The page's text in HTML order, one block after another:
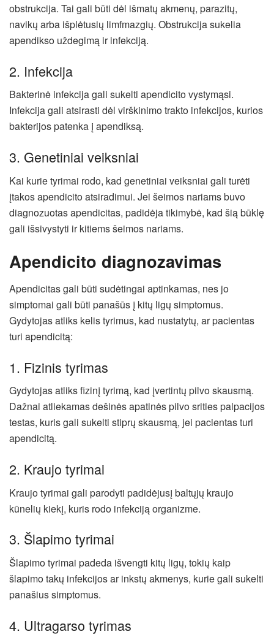
obstrukcija. Tai gali būti dėl išmatų akmenų, parazitų,
navikų arba išplėtusių limfmazgių. Obstrukcija sukelia
apendikso uždegimą ir infekciją.
2. Infekcija
Bakterinė infekcija gali sukelti apendicito vystymąsi.
Infekcija gali atsirasti dėl virškinimo trakto infekcijos, kurios
bakterijos patenka į apendiksą.
3. Genetiniai veiksniai
Kai kurie tyrimai rodo, kad genetiniai veiksniai gali turėti
įtakos apendicito atsiradimui. Jei šeimos nariams buvo
diagnozuotas apendicitas, padidėja tikimybė, kad šią būklę
gali išsivystyti ir kitiems šeimos nariams.
Apendicito diagnozavimas
Apendicitas gali būti sudėtingai aptinkamas, nes jo
simptomai gali būti panašūs į kitų ligų simptomus.
Gydytojas atliks kelis tyrimus, kad nustatytų, ar pacientas
turi apendicitą:
1. Fizinis tyrimas
Gydytojas atliks fizinį tyrimą, kad įvertintų pilvo skausmą.
Dažnai atliekamas dešinės apatinės pilvo srities palpacijos
testas, kuris gali sukelti stiprų skausmą, jei pacientas turi
apendicitą.
2. Kraujo tyrimai
Kraujo tyrimai gali parodyti padidėjusį baltųjų kraujo
kūnelių kiekį, kuris rodo infekciją organizme.
3. Šlapimo tyrimai
Šlapimo tyrimai padeda išvengti kitų ligų, tokių kaip
šlapimo takų infekcijos ar inkstų akmenys, kurie gali sukelti
panašius simptomus.
4. Ultragarso tyrimas